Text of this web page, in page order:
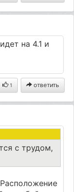
на 4.1 и
1 ответить
с трудом,